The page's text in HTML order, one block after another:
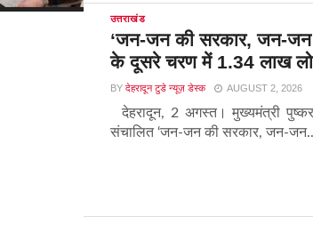
उत्तराखंड
‘जन-जन की सरकार, जन-जन
के दूसरे चरण में 1.34 लाख
BY देहरादून टुडे न्यूज़ डेस्क AUGUST 2, 2026
देहरादून, 2 अगस्त। मुख्यमंत्री पुष्कर
संचालित ‘जन-जन की सरकार, जन-